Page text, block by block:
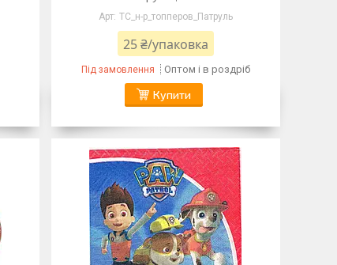
ТС_н-р_топперов_Патруль
25 ₴/упаковка
Під замовлення Оптом і в роздріб
Купити